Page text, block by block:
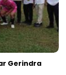
Gerindra